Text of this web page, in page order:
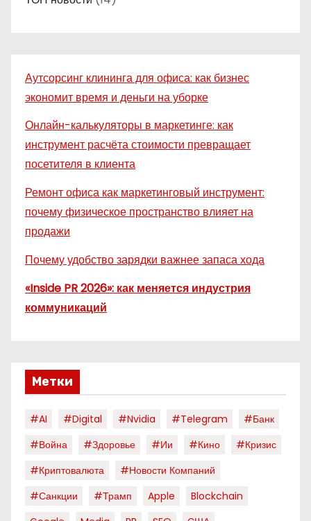
Аутсорсинг клининга для офиса: как бизнес
экономит время и деньги на уборке
Онлайн-калькуляторы в маркетинге: как
инструмент расчёта стоимости превращает
посетителя в клиента
Ремонт офиса как маркетинговый инструмент:
почему физическое пространство влияет на
продажи
Почему удобство зарядки важнее запаса хода
«Inside PR 2026»: как меняется индустрия
коммуникаций
Метки
#AI #digital #nvidia #telegram
#банк
#война
#здоровье #ии #кино
#кризис
#криптовалюта
#новости Компаний
#санкции
#трамп Apple
Blockchain